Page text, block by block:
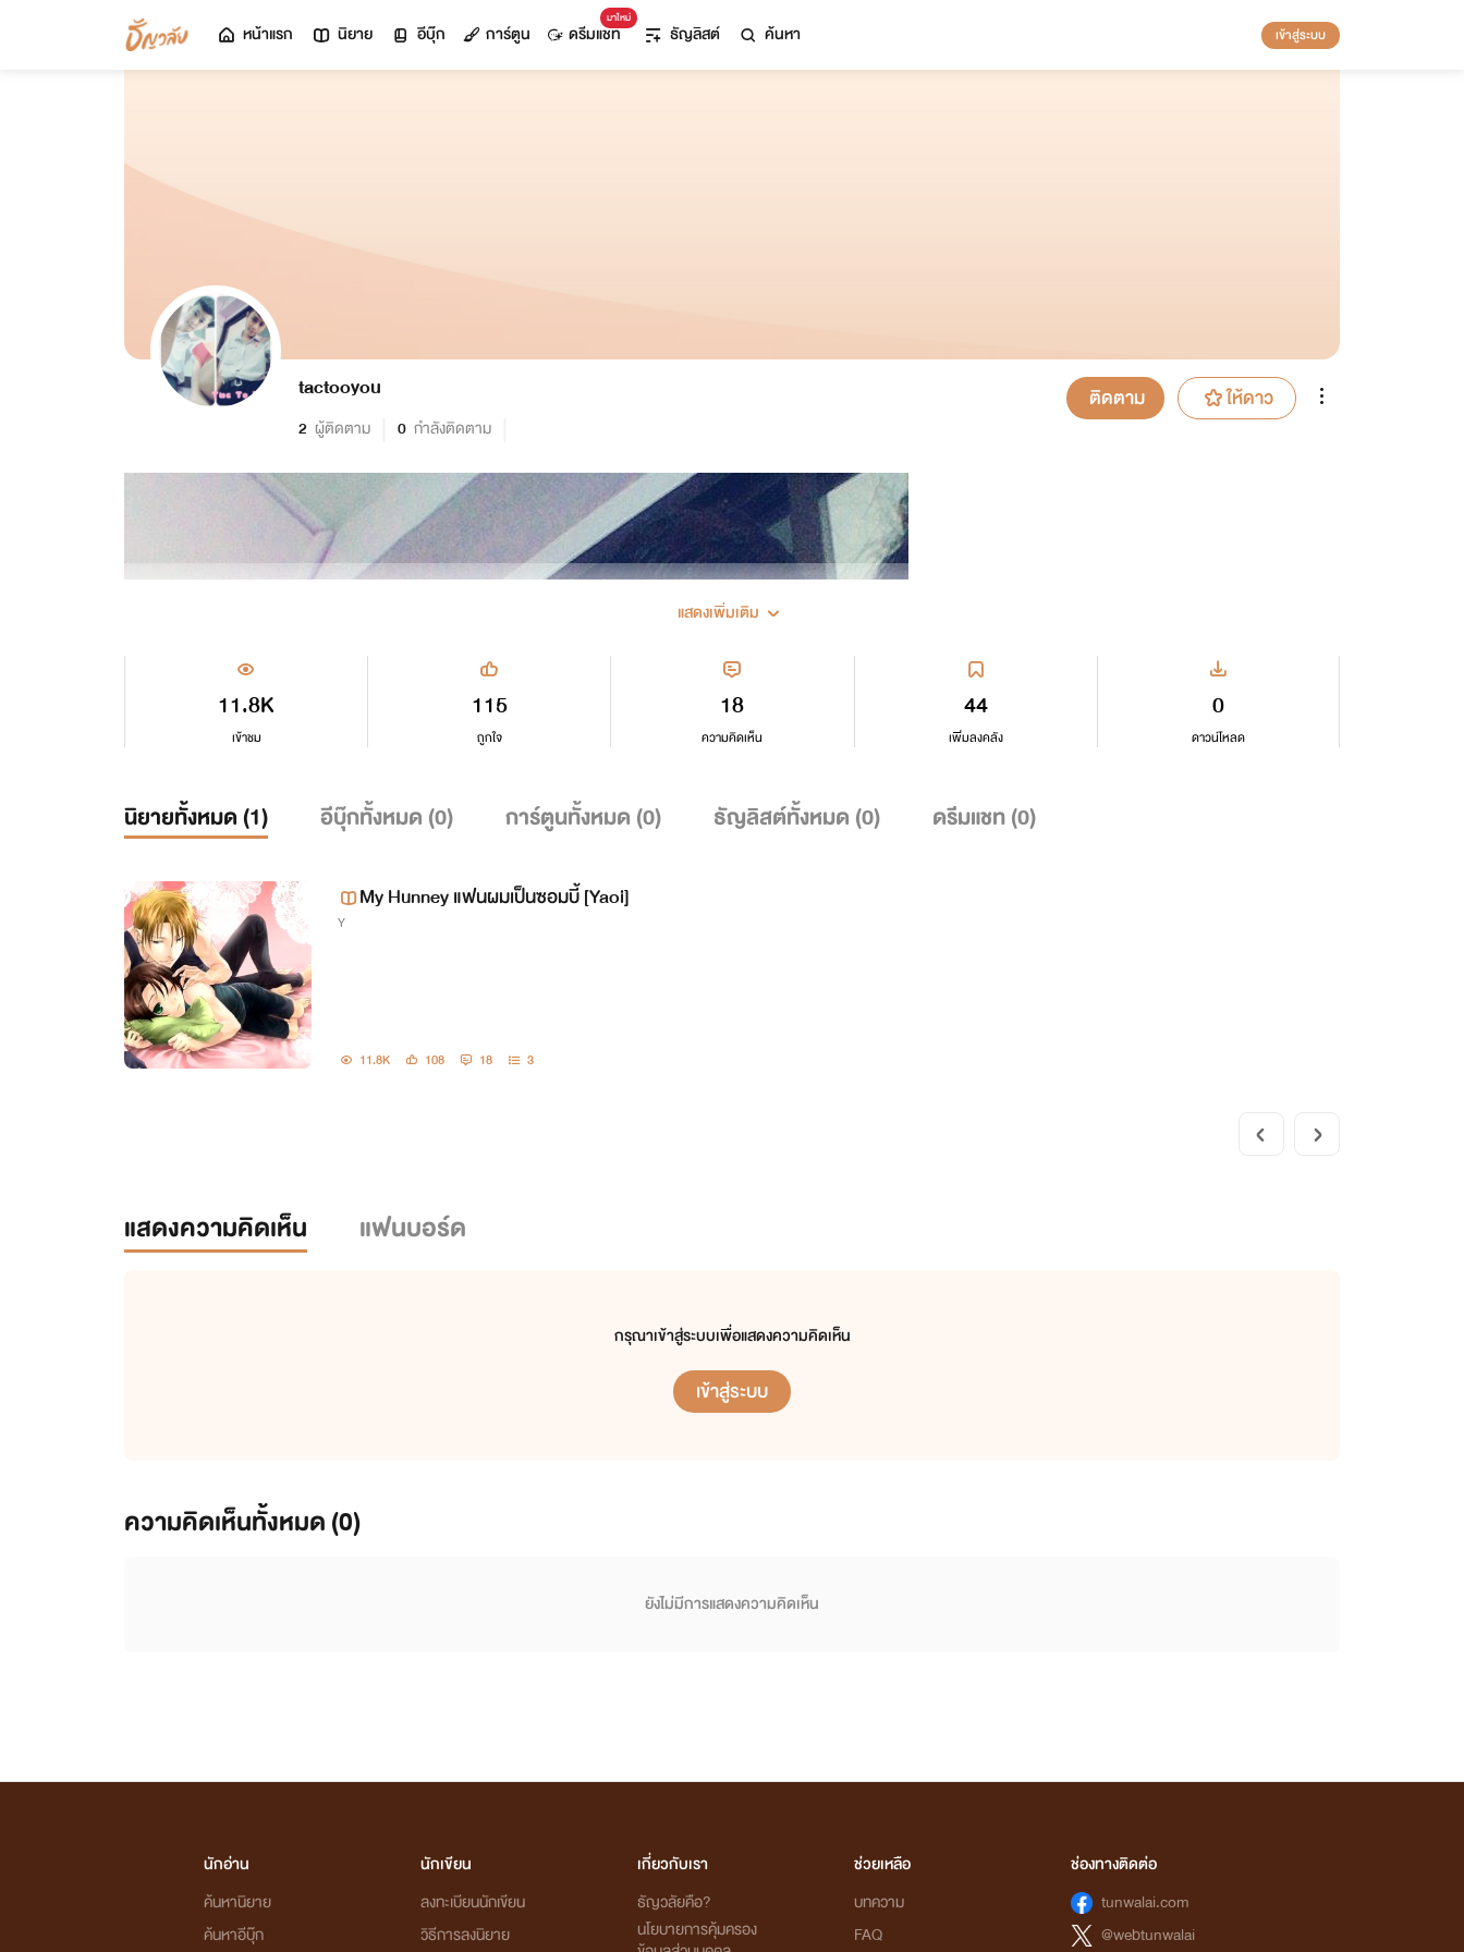
หน้าแรก นิยาย อีบุ๊ก การ์ตูน
มาใหม่
ดรีมแชท ธัญลิสต์ ค้นหา เข้าสู่ระบบ
tactooyou
2 ผู้ติดตาม 0 กำลังติดตาม
ติดตาม ให้ดาว
แสดงเพิ่มเติม
11.8K
เข้าชม
44
เพิ่มลงคลัง
115
ถูกใจ
0
ดาวน์โหลด
18
ความคิดเห็น
นิยายทั้งหมด (1) อีบุ๊กทั้งหมด (0) การ์ตูนทั้งหมด (0) ธัญลิสต์ทั้งหมด (0) ดรีมแชท (0)
My Hunney แฟนผมเป็นซอมบี้ [Yaoi]
Y
11.8K 108 18 3
แสดงความคิดเห็น แฟนบอร์ด
กรุณาเข้าสู่ระบบเพื่อแสดงความคิดเห็น
เข้าสู่ระบบ
ความคิดเห็นทั้งหมด (0)
ยังไม่มีการแสดงความคิดเห็น
นักอ่าน
ค้นหานิยาย
ค้นหาอีบุ๊ก
นักเขียน
ลงทะเบียนนักเขียน
วิธีการลงนิยาย
เกี่ยวกับเรา
ธัญวลัยคือ?
นโยบายการคุ้มครอง
ช่วยเหลือ
บทความ
FAQ
ช่องทางติดต่อ
tunwalai.com
@webtunwalai